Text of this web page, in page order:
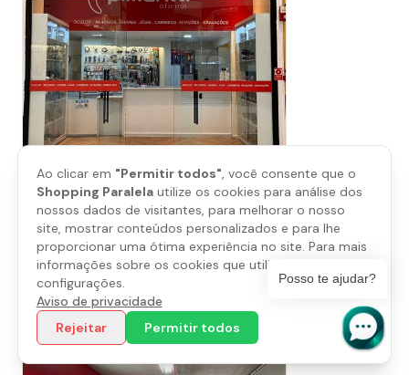
Ao clicar em "Permitir todos", você consente que o
Shopping Paralelautilize os cookies para análise dos
nossos dados de visitantes, para melhorar o nosso
site, mostrar conteúdos personalizados e para lhe
proporcionar uma ótima experiência no site. Para mais
informações sobre os cookies que utilizamos, abra as
configurações.
Aviso de privacidade
Rejeitar
Permitir todos
Pimenta Oficina
PisoL1
(71) 3035-6666
Saiba mais
Posso te ajudar?